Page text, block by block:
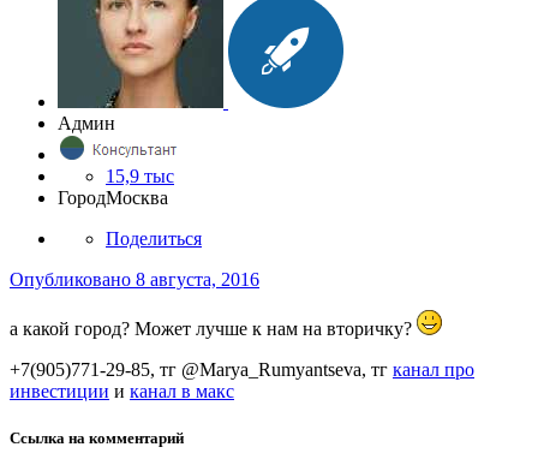
Админ
15,9 тыс
ГородМосква
Поделиться
Опубликовано 8 августа, 2016
а какой город? Может лучше к нам на вторичку?
+7(905)771-29-85, тг @Marya_Rumyantseva, тг канал про
инвестиции и канал в макс
Ссылка на комментарий